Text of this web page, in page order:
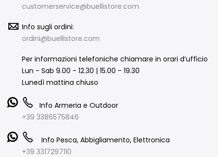
customerservice@buellistore.com
Info sugli ordini:
ordini@buellistore.com
Per informazioni telefoniche chiamare in orari d’ufficio
Lun - Sab 9.00 - 12.30 | 15.00 - 19.30
Lunedì mattina chiuso
Info Armeria e Outdoor
+39 3386575846
Info Pesca, Abbigliamento, Elettronica
+39 3317297110